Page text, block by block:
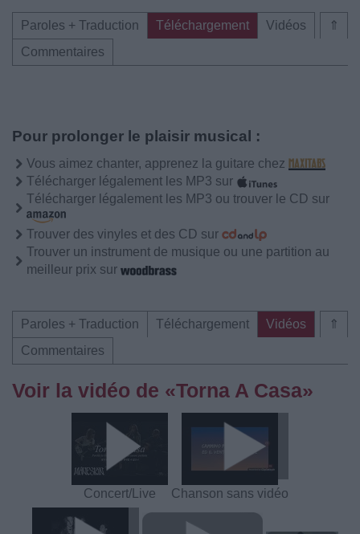
⇑
Paroles + Traduction Téléchargement
Vidéos
Commentaires
Pour prolonger le plaisir musical :
Vous aimez chanter, apprenez la guitare chez
Télécharger légalement les MP3 sur
Télécharger légalement les MP3 ou trouver le CD sur
Trouver des vinyles et des CD sur
Trouver un instrument de musique ou une partition au
meilleur prix sur
⇑
Paroles + Traduction Téléchargement
Vidéos
Commentaires
Voir la vidéo de «Torna A Casa»
Concert/Live Chanson sans vidéo